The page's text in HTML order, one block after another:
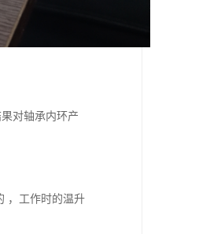
对轴承内环产
，工作时的温升